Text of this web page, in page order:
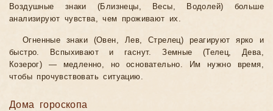
Воздушные знаки (Близнецы, Весы, Водолей) больше
анализируют чувства, чем проживают их.
Огненные знаки (Овен, Лев, Стрелец) реагируют ярко и
быстро. Вспыхивают и гаснут. Земные (Телец, Дева,
Козерог) — медленно, но основательно. Им нужно время,
чтобы прочувствовать ситуацию.
Дома гороскопа